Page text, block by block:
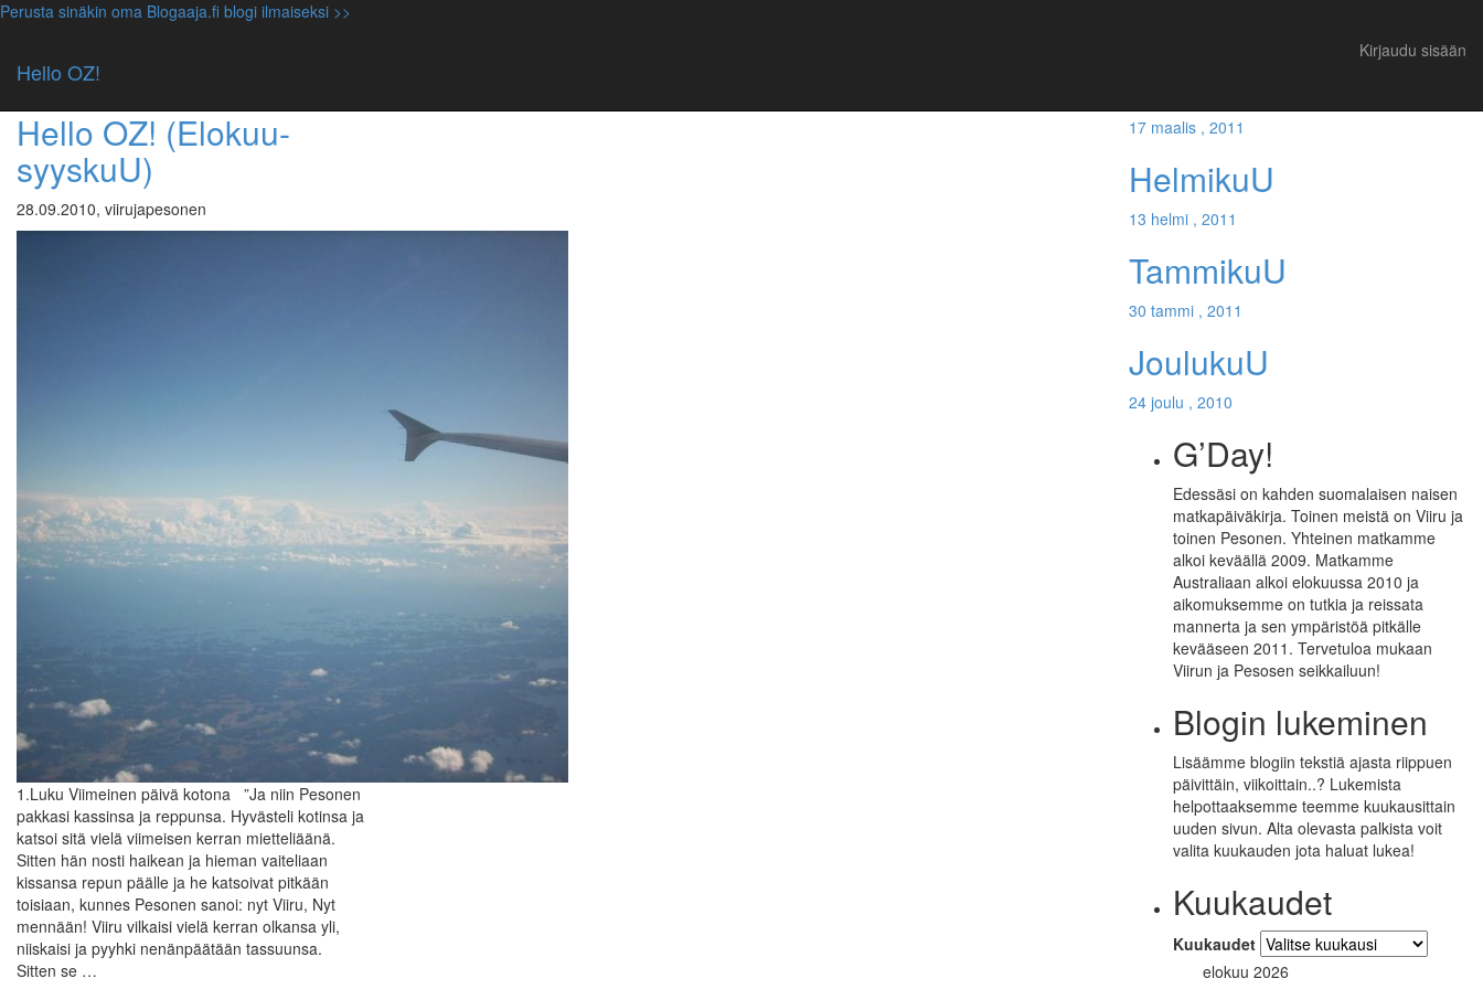
Perusta sinäkin oma Blogaaja.fi blogi ilmaiseksi >>
Hello OZ!
Kirjaudu sisään
Luokittelematon
Hello OZ! (Elokuu-
syyskuU)
28.09.2010, viirujapesonen
1.Luku Viimeinen päivä kotona ”Ja niin Pesonen
pakkasi kassinsa ja reppunsa. Hyvästeli kotinsa ja
katsoi sitä vielä viimeisen kerran mietteliäänä.
Sitten hän nosti haikean ja hieman vaiteliaan
kissansa repun päälle ja he katsoivat pitkään
toisiaan, kunnes Pesonen sanoi: nyt Viiru, Nyt
mennään! Viiru vilkaisi vielä kerran olkansa yli,
niiskaisi ja pyyhki nenänpäätään tassuunsa.
Sitten se …
17 maalis , 2011
HelmikuU
13 helmi , 2011
TammikuU
30 tammi , 2011
JoulukuU
24 joulu , 2010
G’Day!
Edessäsi on kahden suomalaisen naisen
matkapäiväkirja. Toinen meistä on Viiru ja
toinen Pesonen. Yhteinen matkamme
alkoi keväällä 2009. Matkamme
Australiaan alkoi elokuussa 2010 ja
aikomuksemme on tutkia ja reissata
mannerta ja sen ympäristöä pitkälle
kevääseen 2011. Tervetuloa mukaan
Viirun ja Pesosen seikkailuun!
Blogin lukeminen
Lisäämme blogiin tekstiä ajasta riippuen
päivittäin, viikoittain..? Lukemista
helpottaaksemme teemme kuukausittain
uuden sivun. Alta olevasta palkista voit
valita kuukauden jota haluat lukea!
Kuukaudet
Kuukaudet
elokuu 2026